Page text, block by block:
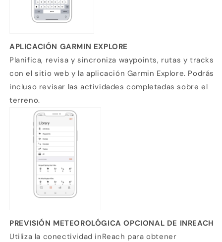
APLICACIÓN GARMIN EXPLORE
Planifica, revisa y sincroniza waypoints, rutas y tracks
con el sitio web y la aplicación Garmin Explore. Podrás
incluso revisar las actividades completadas sobre el
terreno.
PREVISIÓN METEOROLÓGICA OPCIONAL DE INREACH
Utiliza la conectividad inReach para obtener